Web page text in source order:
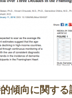
傾向に関する